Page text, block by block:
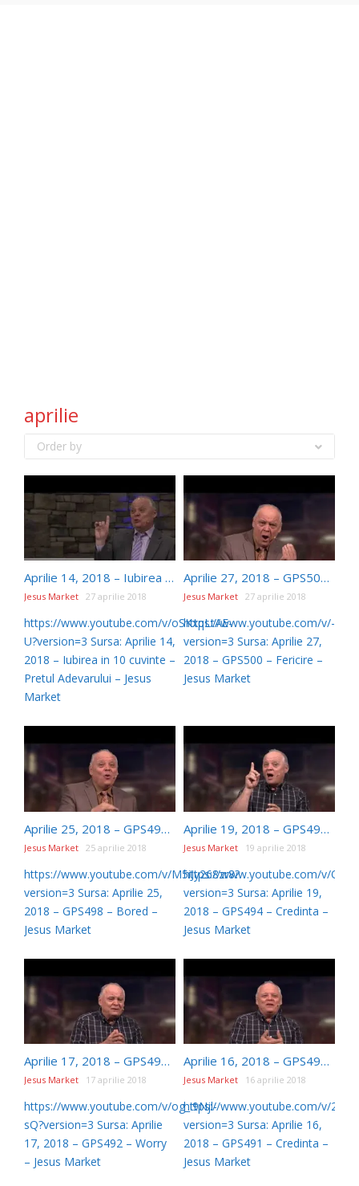
aprilie
Order by
Aprilie 14, 2018 – Iubirea in 10 cuvinte – Pretul Adevarului
Jesus Market 27 aprilie 2018
https://www.youtube.com/v/oSKxqLtAE-
U?version=3 Sursa: Aprilie 14,
2018 – Iubirea in 10 cuvinte –
Pretul Adevarului – Jesus
Market
Aprilie 27, 2018 – GPS500 – Fericire
Jesus Market 27 aprilie 2018
https://www.youtube.com/v/-
version=3 Sursa: Aprilie 27,
2018 – GPS500 – Fericire –
Jesus Market
Aprilie 25, 2018 – GPS498 – Bored
Jesus Market 25 aprilie 2018
https://www.youtube.com/v/M5iJy268zr8?
version=3 Sursa: Aprilie 25,
2018 – GPS498 – Bored –
Jesus Market
Aprilie 19, 2018 – GPS494 – Credinta
Jesus Market 19 aprilie 2018
https://www.youtube.com/v/
version=3 Sursa: Aprilie 19,
2018 – GPS494 – Credinta –
Jesus Market
Aprilie 17, 2018 – GPS492 – Worry
Jesus Market 17 aprilie 2018
https://www.youtube.com/v/og_i9Njl-
sQ?version=3 Sursa: Aprilie
17, 2018 – GPS492 – Worry
– Jesus Market
Aprilie 16, 2018 – GPS491 – Credinta
Jesus Market 16 aprilie 2018
https://www.youtube.com/v/
version=3 Sursa: Aprilie 16,
2018 – GPS491 – Credinta –
Jesus Market